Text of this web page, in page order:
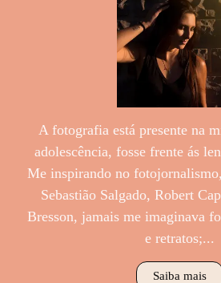
A fotografia está presente na
adolescência, fosse frente ás
Me inspirando no
Sebastião Salgado, Robert
Bresson, jamais me imaginava
e retratos;...
Saiba mais